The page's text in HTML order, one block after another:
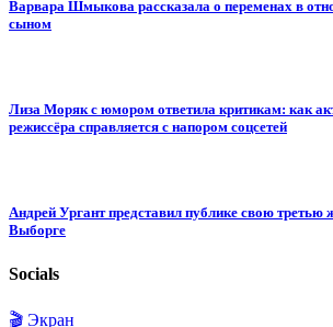
Варвара Шмыкова рассказала о переменах в
сыном
Лиза Моряк с юмором ответила критикам: как
режиссёра справляется с напором соцсетей
Андрей Ургант представил публике свою третью
Выборге
Socials
🎬 Экран